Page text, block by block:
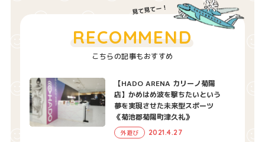
こちらの記事もおすすめ
RECOMMEND
【HADO ARENA カリーノ菊陽
店】かめはめ波を撃ちたいという
夢を実現させた未来型スポーツ
《菊池郡菊陽町津久礼》
外遊び 2021.4.27